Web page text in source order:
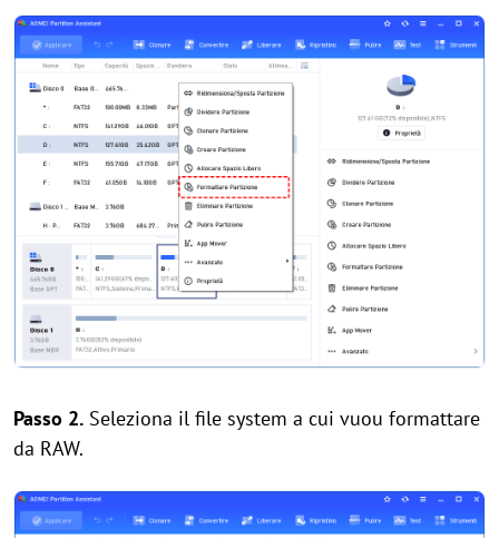
Passo 2. Seleziona il file system a cui vuou formattare
da RAW.